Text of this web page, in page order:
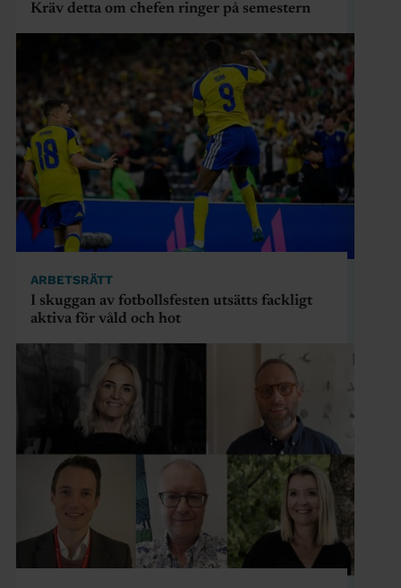
Kräv detta om chefen ringer på semestern
ARBETSRÄTT
I skuggan av fotbollsfesten utsätts fackligt
aktiva för våld och hot